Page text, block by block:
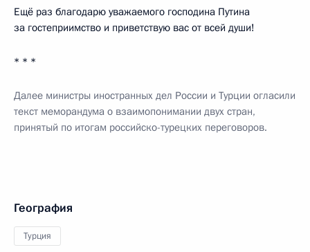
Ещё раз благодарю уважаемого господина Путина
за гостеприимство и приветствую вас от всей души!
* * *
Далее министры иностранных дел России и Турции огласили
текст меморандума о взаимопонимании двух стран,
принятый по итогам российско-турецких переговоров.
География
Турция